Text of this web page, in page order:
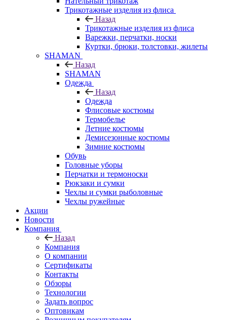
Трикотажные изделия из флиса
Назад
Трикотажные изделия из флиса
Варежки, перчатки, носки
Куртки, брюки, толстовки, жилеты
SHAMAN
Назад
SHAMAN
Одежда
Назад
Одежда
Флисовые костюмы
Термобелье
Летние костюмы
Демисезонные костюмы
Зимние костюмы
Обувь
Головные уборы
Перчатки и термоноски
Рюкзаки и сумки
Чехлы и сумки рыболовные
Чехлы ружейные
Акции
Новости
Компания
Назад
Компания
О компании
Сертификаты
Контакты
Обзоры
Технологии
Задать вопрос
Оптовикам